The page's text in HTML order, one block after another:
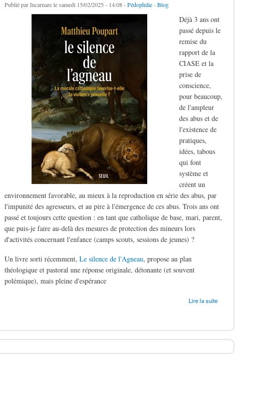
Publié parIncarnarele samedi 15/02/2025 - 14:08 -Pédophilie-Blog
Déjà 3 ans ont
passé depuis le
remise du
rapport de la
CIASE et la
prise de
conscience,
pour beaucoup,
de l'ampleur
des abus et de
l'existence de
pratiques,
idées, tabous
qui font
système et
créent un
environnement favorable, au mieux à la reproduction en série des abus, par
l'impunité des agresseurs, et au pire à l'émergence de ces abus. Trois ans ont
passé et toujours cette question : en tant que catholique de base, mari, parent,
que puis-je faire au-delà des mesures de protection des mineurs lors
d'activités concernant l'enfance (camps scouts, sessions de jeunes) ?
Un livre sorti récemment,Le silence de l'Agneau, propose au plan
théologique et pastoral une réponse originale, détonante (et souvent
polémique), mais pleine d'espérance
Lire la suite